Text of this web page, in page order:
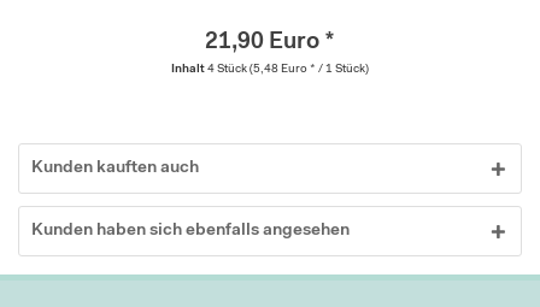
21,90 Euro *
Inhalt 4 Stück (5,48 Euro * / 1 Stück)
Kunden kauften auch
Kunden haben sich ebenfalls angesehen